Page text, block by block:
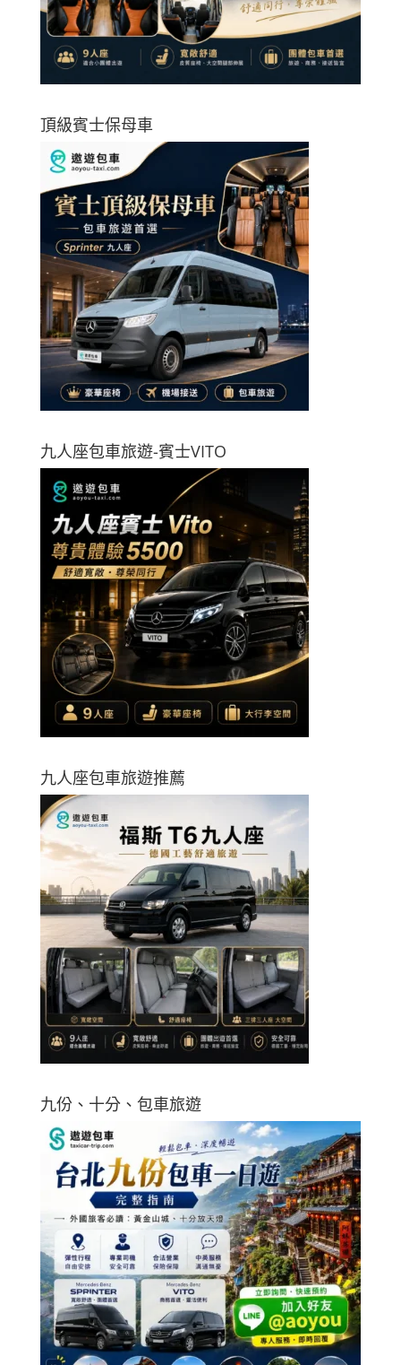
頂級賓士保母車
九人座包車旅遊-賓士VITO
九人座包車旅遊推薦
九份、十分、包車旅遊